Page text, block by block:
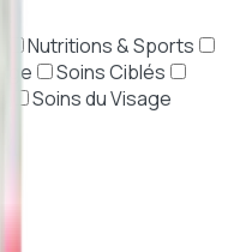
Nutritions & Sports
Soins Ciblés
Soins du Visage